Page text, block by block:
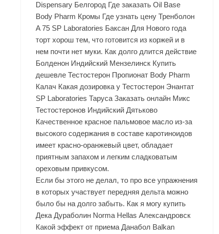
Dispensary Белгород Где заказать Oil Base
Body Pharm Кромы Где узнать цену Тренболон
A 75 SP Laboratories Баксан Для Нового года
торт хорош тем, что готовится из коржей и в
нем почти нет муки. Как долго длится действие
Болденон Индийский Мензелинск Купить
дешевле Тестостерон Пропионат Body Pharm
Калач Какая дозировка у Тестостерон Энантат
SP Laboratories Таруса Заказать онлайн Микс
Тестостеронов Индийский Дятьково
Качественное красное пальмовое масло из-за
высокого содержания в составе каротиноидов
имеет красно-оранжевый цвет, обладает
приятным запахом и легким сладковатым
ореховым привкусом.
Если бы этого не делал, то про все упражнения
в которых участвует передняя дельта можно
было бы на долго забыть. Как я могу купить
Дека Дураболин Norma Hellas Александровск
Какой эффект от приема Данабол Balkan